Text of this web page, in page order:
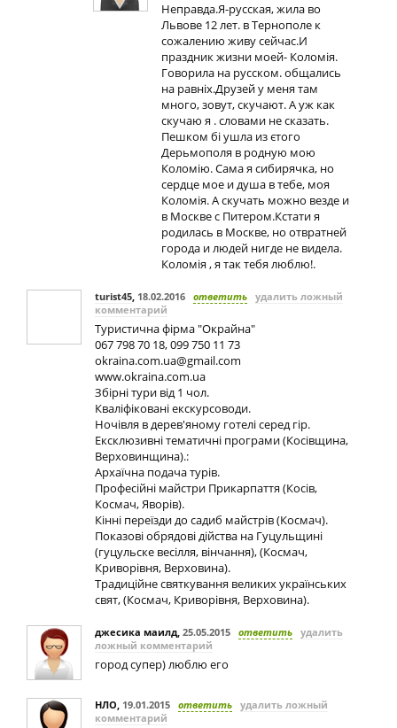
Неправда.Я-русская, жила во
Львове 12 лет. в Тернополе к
сожалению живу сейчас.И
праздник жизни моей- Коломія.
Говорила на русском. общались
на равніх.Друзей у меня там
много, зовут, скучают. А уж как
скучаю я . словами не сказать.
Пешком бі ушла из єтого
Дерьмополя в родную мою
Коломію. Сама я сибирячка, но
сердце мое и душа в тебе, моя
Коломія. А скучать можно везде и
в Москве с Питером.Кстати я
родилась в Москве, но отвратней
города и людей нигде не видела.
Коломія , я так тебя люблю!.
turist45, 18.02.2016 ответить удалить ложный
комментарий
Туристична фірма "Окрайна"
067 798 70 18, 099 750 11 73
okraina.com.ua@gmail.com
www.okraina.com.ua
Збірні тури від 1 чол.
Кваліфіковані екскурсоводи.
Ночівля в дерев'яному готелі серед гір.
Ексклюзивні тематичні програми (Косівщина,
Верховинщина).:
Архаїчна подача турів.
Професійні майстри Прикарпаття (Косів,
Космач, Яворів).
Кінні переїзди до садиб майстрів (Космач).
Показові обрядові дійства на Гуцульщині
(гуцульске весілля, вінчання), (Космач,
Криворівня, Верховина).
Традиційне святкування великих українських
свят, (Космач, Криворівня, Верховина).
джесика маилд, 25.05.2015 ответить удалить
ложный комментарий
город супер) люблю его
НЛО, 19.01.2015 ответить удалить ложный
комментарий